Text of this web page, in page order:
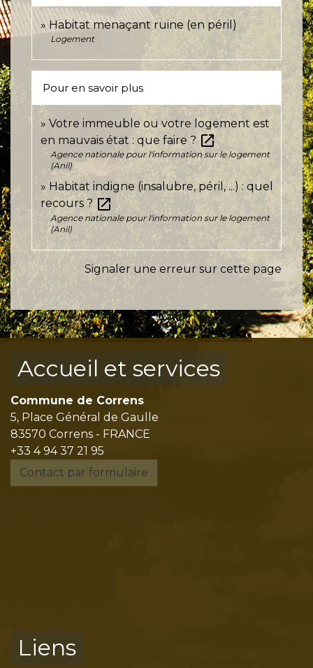
Habitat menaçant ruine (en péril)
Logement
Pour en savoir plus
Votre immeuble ou votre logement est
en mauvais état : que faire ? open_in_new
Agence nationale pour l'information sur le logement
(Anil)
Habitat indigne (insalubre, péril, ...) : quel
recours ? open_in_new
Agence nationale pour l'information sur le logement
(Anil)
Signaler une erreur sur cette page
Accueil et services
Commune de Correns
5, Place Général de Gaulle
83570 Correns - FRANCE
+33 4 94 37 21 95
Contact par formulaire
Liens